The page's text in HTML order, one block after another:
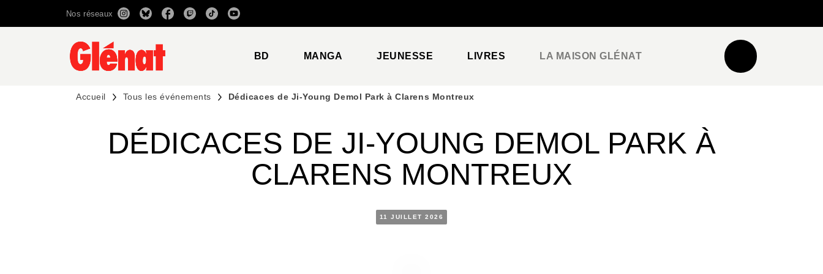
RECHERCHE CONTENU
Nos réseaux
BD MANGA JEUNESSE LIVRES LA MAISON GLÉNAT
Accueil Tous les événements Dédicaces de Ji-Young Demol Park à Clarens Montreux
DÉDICACES DE JI-YOUNG DEMOL PARK À
CLARENS MONTREUX
11 JUILLET 2026